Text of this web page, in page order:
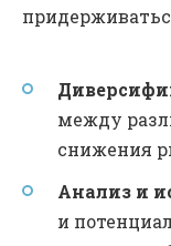
между
снижения
Анализ и
и